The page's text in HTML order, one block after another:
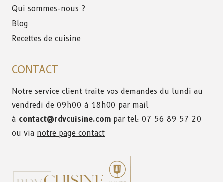
Qui sommes-nous ?
Blog
Recettes de cuisine
CONTACT
Notre service client traite vos demandes du lundi au
vendredi de 09h00 à 18h00 par mail
à contact@rdvcuisine.com par tel: 07 56 89 57 20
ou via notre page contact